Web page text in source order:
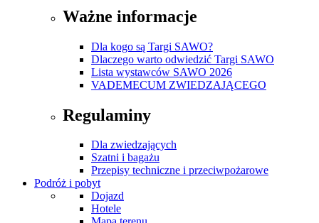
Ważne informacje
Dla kogo są Targi SAWO?
Dlaczego warto odwiedzić Targi SAWO
Lista wystawców SAWO 2026
VADEMECUM ZWIEDZAJĄCEGO
Regulaminy
Dla zwiedzających
Szatni i bagażu
Przepisy techniczne i przeciwpożarowe
Podróż i pobyt
Dojazd
Hotele